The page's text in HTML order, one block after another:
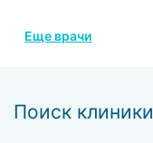
Еще врачи
Поиск клиники